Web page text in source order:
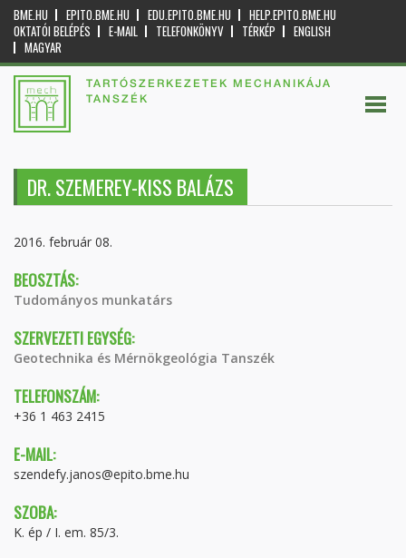
BME.HU EPITO.BME.HU EDU.EPITO.BME.HU
HELP.EPITO.BME.HU
OKTATÓI BELÉPÉS
E-MAIL TELEFONKÖNYV TÉRKÉP
ENGLISH
MAGYAR
TARTÓSZERKEZETEK MECHANIKÁJA
TANSZÉK
DR. SZEMEREY-KISS BALÁZS
2016. február 08.
BEOSZTÁS:
Tudományos munkatárs
SZERVEZETI EGYSÉG:
Geotechnika és Mérnökgeológia Tanszék
TELEFONSZÁM:
+36 1 463 2415
E-MAIL:
szendefy.janos@epito.bme.hu
SZOBA:
K. ép / I. em. 85/3.